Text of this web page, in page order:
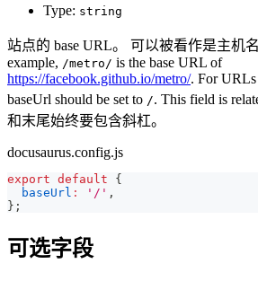
Type: string
站点的 base URL。 可以被看作是主机
example, /metro/ is the base URL of
https://facebook.github.io/metro/. For URLs
baseUrl should be set to /. This field is
和末尾始终要包含斜杠。
docusaurus.config.js
export default
{
baseUrl : '/' ,
} ;
可选字段